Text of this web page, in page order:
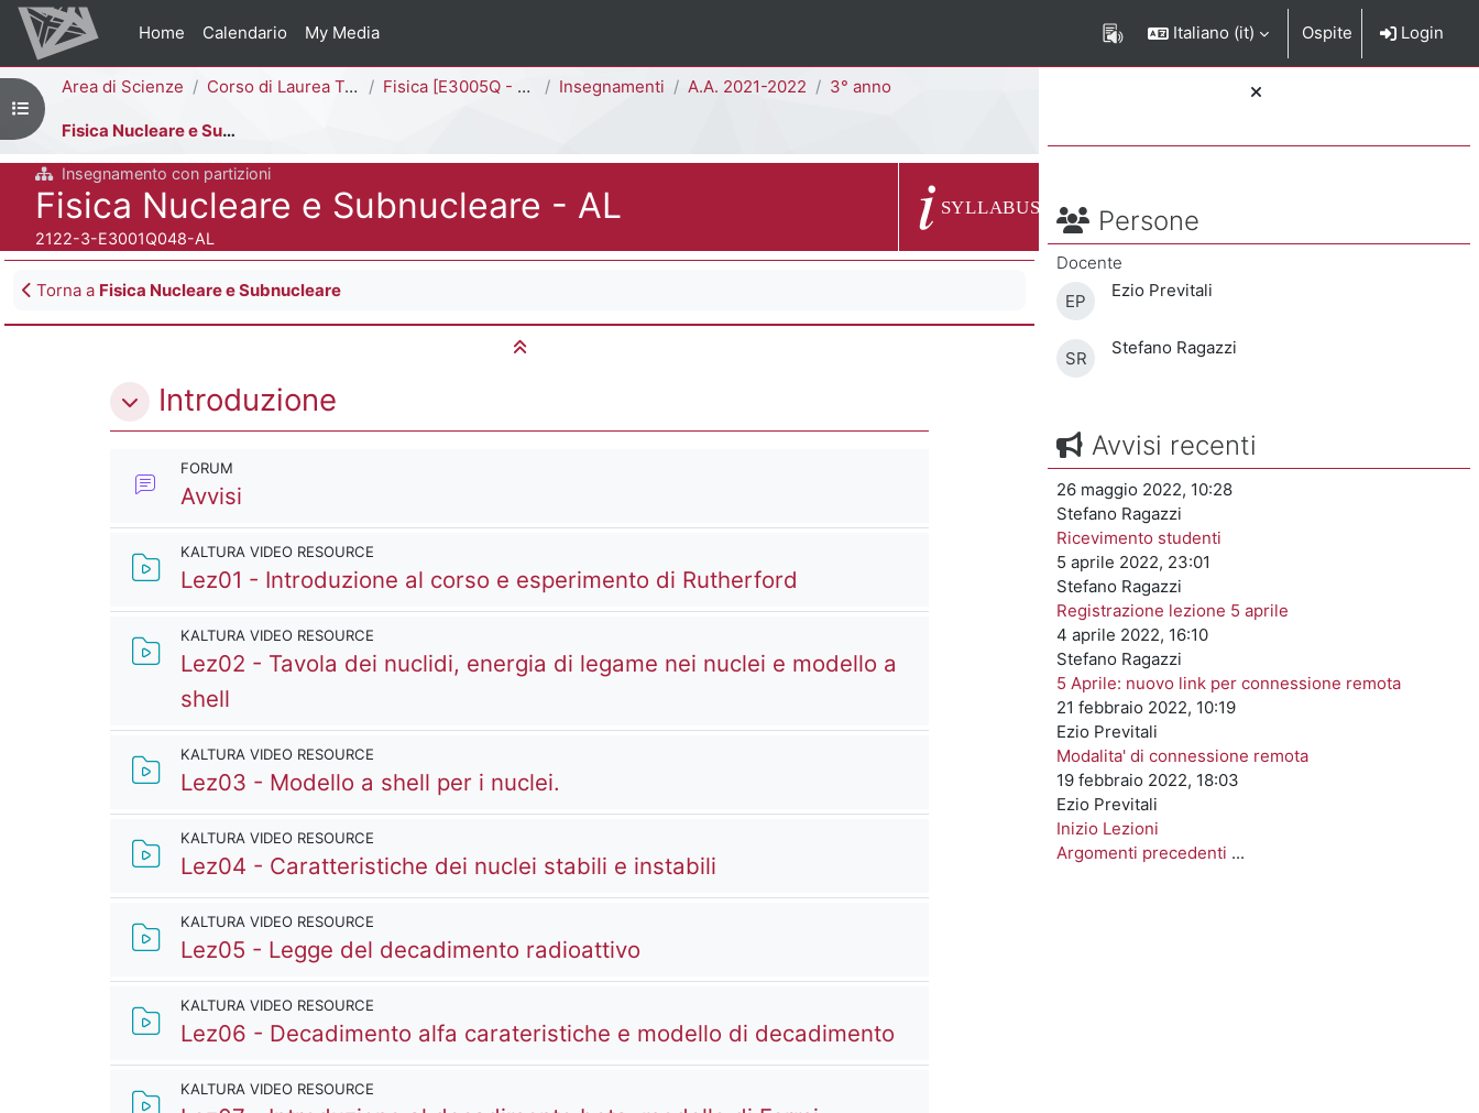
Vai al contenuto principale
Home
Calendario My Media Italiano ‎(it)‎ Ospite Login
Salta PersonePersone
Docente
EP
Ezio Previtali
SR Stefano Ragazzi
Salta Avvisi recenti
Avvisi recenti
26 maggio 2022, 10:28
Stefano Ragazzi
Ricevimento studenti
5 aprile 2022, 23:01
Stefano Ragazzi
Registrazione lezione 5 aprile
4 aprile 2022, 16:10
Stefano Ragazzi
5 Aprile: nuovo link per connessione remota
21 febbraio 2022, 10:19
Ezio Previtali
Modalita' di connessione remota
19 febbraio 2022, 18:03
Ezio Previtali
Inizio Lezioni
Argomenti precedenti ...
Apri indice del corso
Percorso della pagina
Area di Scienze Corso di Laurea Triennale Fisica [E3005Q - E3001Q] Insegnamenti A.A. 2021-2022 3° anno
Fisica Nucleare e Subnucleare - AL
Insegnamento con partizioni
Titolo del corso
Fisica Nucleare e Subnucleare - AL
Codice identificativo del corso
2122-3-E3001Q048-AL
Descrizione del corso
SYLLABUS
Blocchi
Torna a Fisica Nucleare e Subnucleare
Minimizza tutto
Introduzione
FORUM
Avvisi
KALTURA VIDEO RESOURCE
Lez01 - Introduzione al corso e esperimento di Rutherford
KALTURA VIDEO RESOURCE
Lez02 - Tavola dei nuclidi, energia di legame nei nuclei e modello a
shell
KALTURA VIDEO RESOURCE
Lez03 - Modello a shell per i nuclei.
KALTURA VIDEO RESOURCE
Lez04 - Caratteristiche dei nuclei stabili e instabili
KALTURA VIDEO RESOURCE
Lez05 - Legge del decadimento radioattivo
KALTURA VIDEO RESOURCE
Lez06 - Decadimento alfa carateristiche e modello di decadimento
KALTURA VIDEO RESOURCE